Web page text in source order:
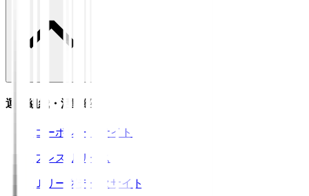
運営組織・活動紹介
コーポレートサイト
プレスリリース
Ｊリーグデータサイト